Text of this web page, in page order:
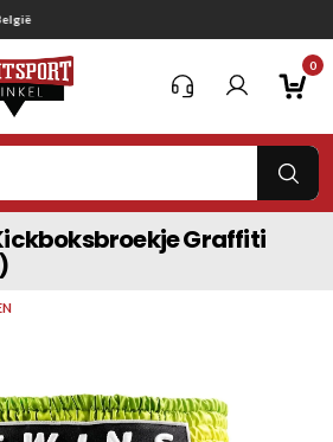
verzending vanaf € 75,-
0
Graffiti